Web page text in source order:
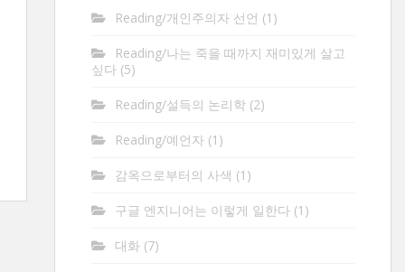
Reading/개인주의자 선언 (1)
Reading/나는 죽을 때까지 재미있게 살고
싶다(5)
Reading/설득의 논리학(2)
Reading/예언자(1)
감옥으로부터의 사색 (1)
구글 엔지니어는 이렇게 일한다(1)
대화(7)